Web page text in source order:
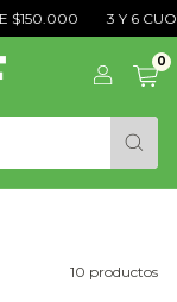
$150.000 3 Y 6
0
10 productos